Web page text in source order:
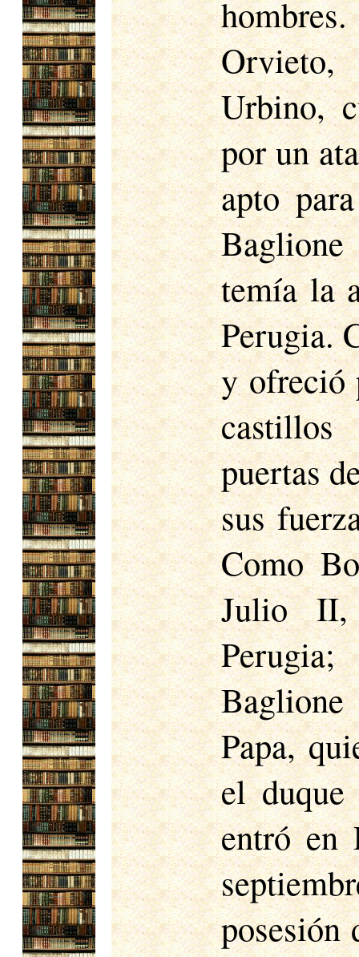
Urbino,
por un
apto
temía la
Perugia.
y ofreció
puertas
sus
Como
Julio II,
Papa,
el
entró en
posesión